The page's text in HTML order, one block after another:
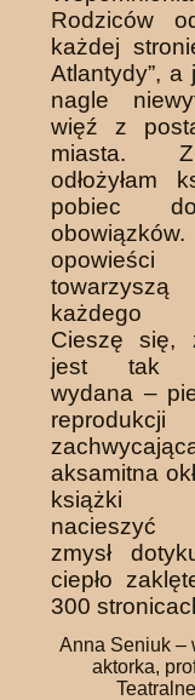
Rodziców
każdej
Atlantydy”, a
nagle
więź z
miasta.
odłożyłam
pobiec
każdego
Cieszę się,
jest tak
wydana –
aksamitna
książki
zmysł
ciepło
300
Anna Seniuk –
aktorka,